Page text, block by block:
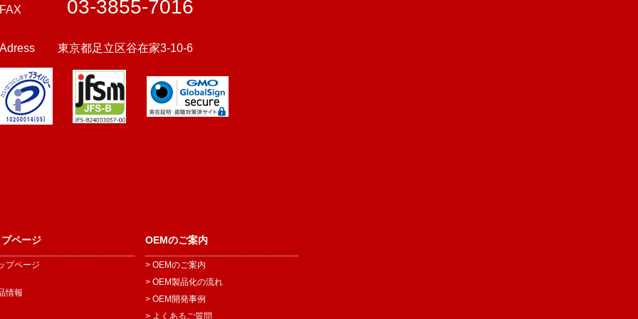
FAX 03-3855-7016
Adress 東京都足立区谷在家3-10-6
プページ
プページ
情報
OEMのご案内
> OEMのご案内
> OEM製品化の流れ
> OEM開発事例
> よくあるご質問